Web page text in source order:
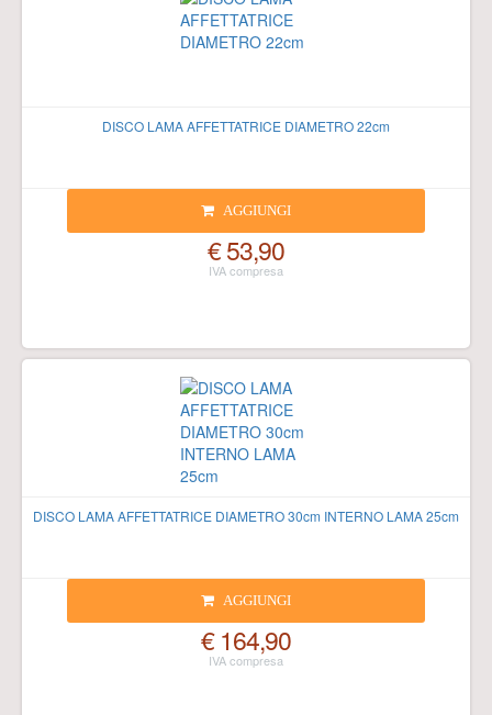
DISCO LAMA AFFETTATRICE DIAMETRO 22cm
AGGIUNGI
€ 53,90
DISCO LAMA AFFETTATRICE DIAMETRO 30cm INTERNO LAMA 25cm
AGGIUNGI
€ 164,90